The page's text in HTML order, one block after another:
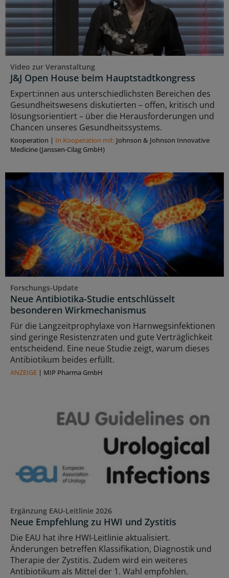
Video zur Veranstaltung
J&J Open House beim Hauptstadtkongress
Expert:innen aus unterschiedlichsten Bereichen des
Gesundheitswesens diskutierten – offen, kritisch und
lösungsorientiert – über die Herausforderungen und
Chancen unseres Gesundheitssystems.
Kooperation | In Kooperation mit: Johnson & Johnson Innovative
Medicine (Janssen-Cilag GmbH)
Forschungs-Update
Neue Antibiotika-Studie entschlüsselt
besonderen Wirkmechanismus
Für die Langzeitprophylaxe von Harnwegsinfektionen
sind geringe Resistenzraten und gute Verträglichkeit
entscheidend. Eine neue Studie zeigt, warum dieses
Antibiotikum beides erfüllt.
ANZEIGE | MIP Pharma GmbH
Ergänzung EAU-Leitlinie 2026
Neue Empfehlung zu HWI und Zystitis
Die EAU hat ihre HWI-Leitlinie aktualisiert.
Änderungen betreffen Klassifikation, Diagnostik und
Therapie der Zystitis. Zudem wird ein weiteres
Antibiotikum als Mittel der 1. Wahl empfohlen.